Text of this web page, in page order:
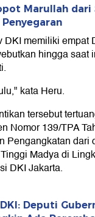
Marullah dari
Penyegaran
memiliki empat
hingga saat
kata Heru.
tersebut
Nomor 139/TPA
Pengangkatan dari
Madya di
DKI Jakarta.
Deputi